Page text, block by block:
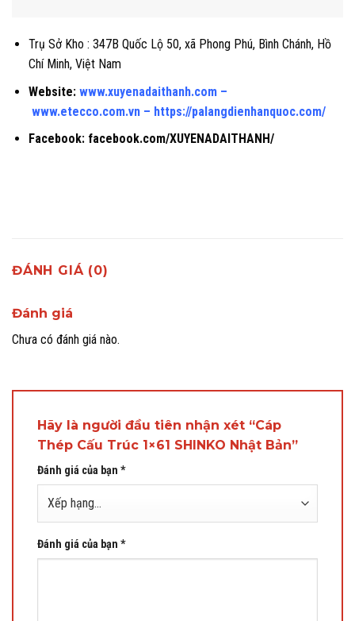
Trụ Sở Kho : 347B Quốc Lộ 50, xã Phong Phú, Bình Chánh, Hồ
Chí Minh, Việt Nam
Website: www.xuyenadaithanh.com–
www.etecco.com.vn– https://palangdienhanquoc.com/
Facebook: facebook.com/XUYENADAITHANH/
ĐÁNH GIÁ (0)
Đánh giá
Chưa có đánh giá nào.
Hãy là người đầu tiên nhận xét “Cáp
Thép Cấu Trúc 1×61 SHINKO Nhật Bản”
Đánh giá của bạn *
Đánh giá của bạn *